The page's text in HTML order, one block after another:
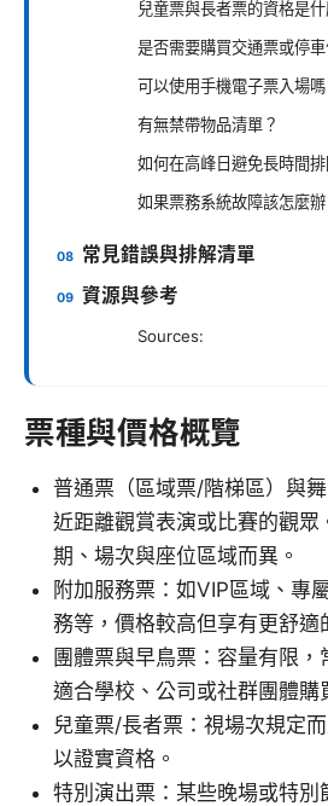
兒童票與長者票的資格是什
是否需要購買交通票或停車
可以使用手機電子票入場嗎
有無禁帶物品清單？
如何在高峰日避免長時間排
如果票務系統故障該怎麼辦
常見錯誤與排解清單
資源與參考
Sources:
票種與價格概覽
普通票（區域票/階梯區）與
近距離觀賞表演或比賽的觀眾
期、場次與座位區域而異。
附加服務票：如VIP區域、專
務等，價格較高但享有更舒適
團體票與早鳥票：容量有限，
適合學校、公司或社群團體購
兒童票/長者票：視場次規定
以證實資格。
特別演出票：某些晚場或特別